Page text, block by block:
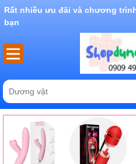
Rất nhiều ưu đãi và chương
bạn